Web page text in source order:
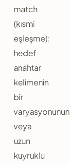
match
(kısmi
eşleşme):
hedef
anahtar
kelimenin
bir
varyasyonunun
veya
uzun
kuyruklu